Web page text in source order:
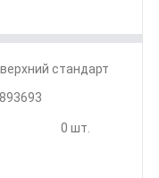
стандарт
0 шт.